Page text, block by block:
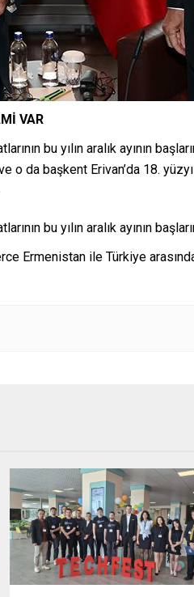
VAR
bu yılın aralık ayının
o da başkent Erivan’da 18.
bu yılın aralık ayının
Ermenistan ile Türkiye